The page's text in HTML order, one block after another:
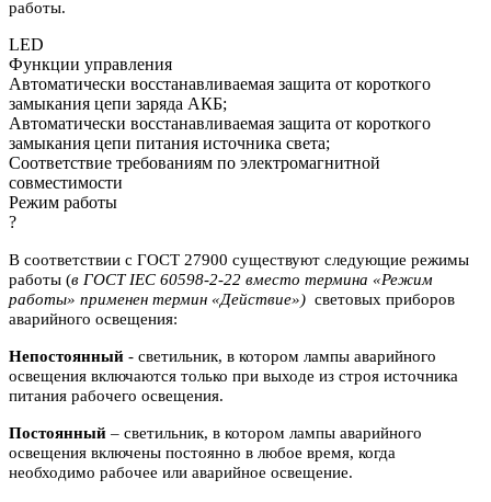
работы.
LED
Функции управления
Автоматически восстанавливаемая защита от короткого
замыкания цепи заряда АКБ;
Автоматически восстанавливаемая защита от короткого
замыкания цепи питания источника света;
Соответствие требованиям по электромагнитной
совместимости
Режим работы
?
В соответствии с ГОСТ 27900 существуют следующие режимы
работы (в ГОСТ IEC 60598-2-22 вместо термина «Режим
работы» применен термин «Действие») световых приборов
аварийного освещения:
Непостоянный - светильник, в котором лампы аварийного
освещения включаются только при выходе из строя источника
питания рабочего освещения.
Постоянный – светильник, в котором лампы аварийного
освещения включены постоянно в любое время, когда
необходимо рабочее или аварийное освещение.